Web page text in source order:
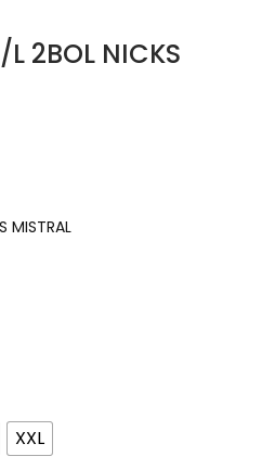
2BOL NICKS
MISTRAL
XXL